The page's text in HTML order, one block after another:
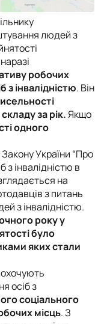
людей з
робочих
з інвалідністю. Він
за рік.Якщо
одного
України “Про
з інвалідністю в
на
з питань
з інвалідністю.
року у
було
яких стали
осіб з
соціального
місць. З